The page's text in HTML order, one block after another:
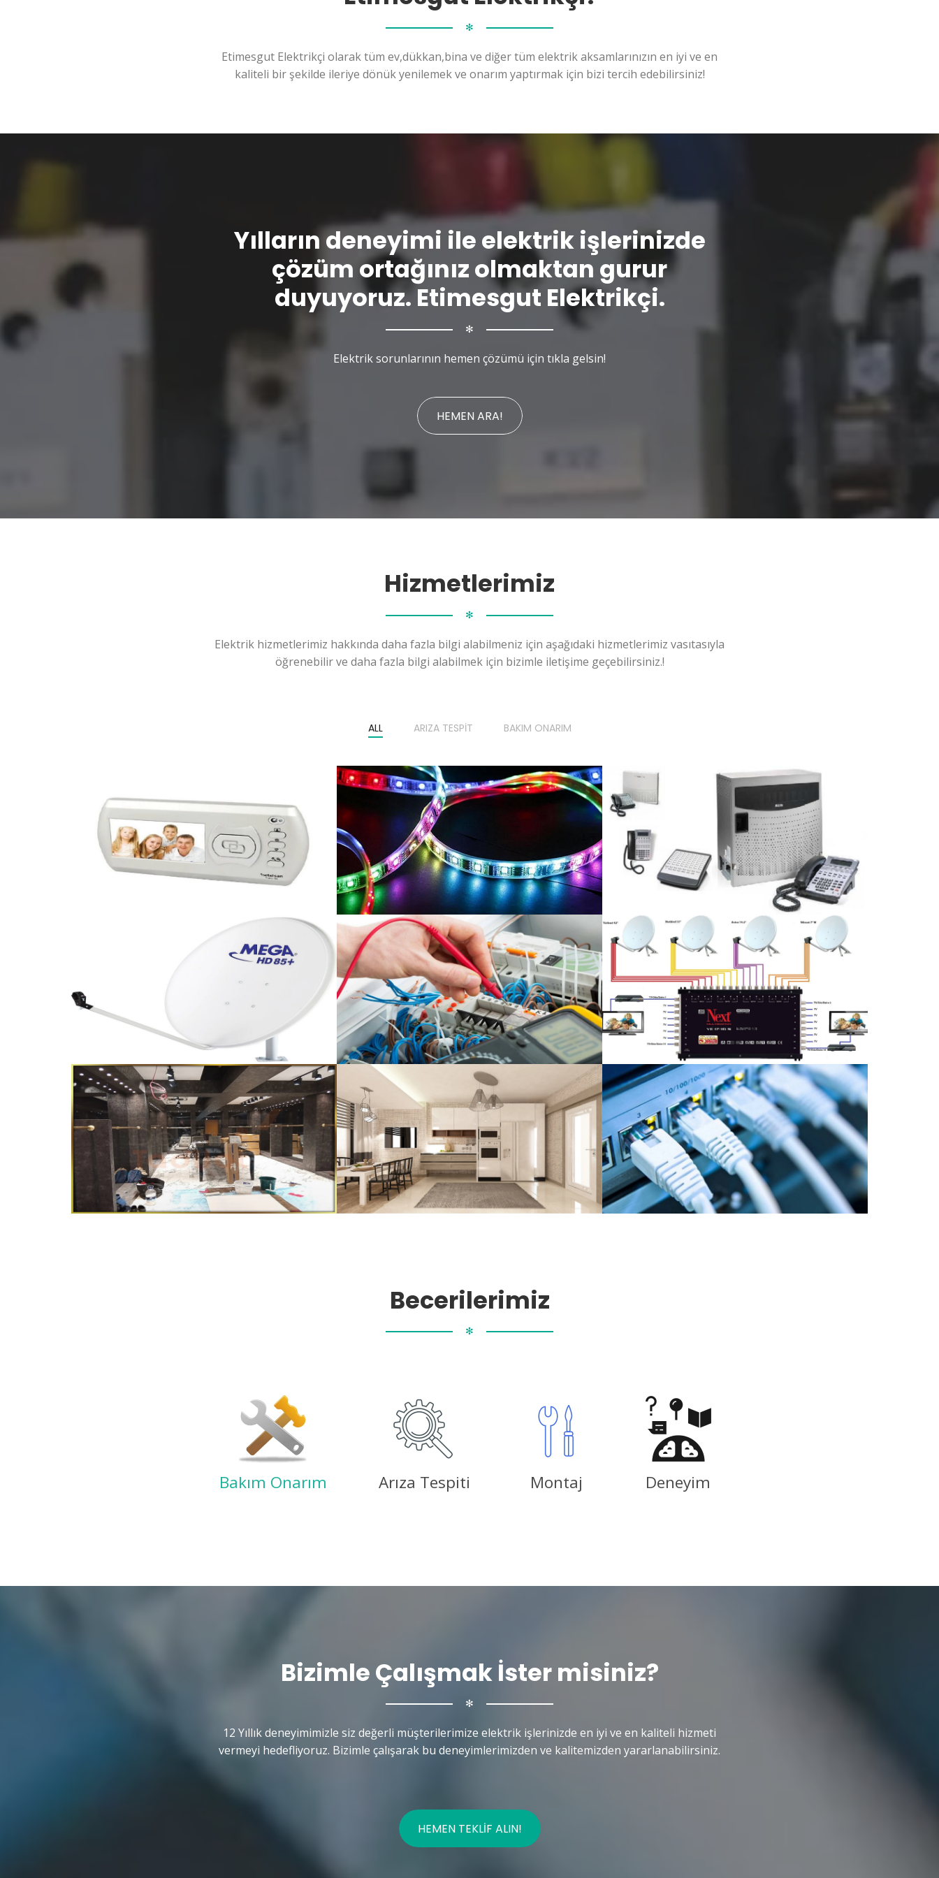
✻
Etimesgut Elektrikçi olarak tüm ev,dükkan,bina ve diğer tüm elektrik aksamlarınızın en iyi ve en
kaliteli bir şekilde ileriye dönük yenilemek ve onarım yaptırmak için bizi tercih edebilirsiniz!
Yılların deneyimi ile elektrik işlerinizde
çözüm ortağınız olmaktan gurur
duyuyoruz. Etimesgut Elektrikçi.
✻
Elektrik sorunlarının hemen çözümü için tıkla gelsin!
HEMEN ARA!
Hizmetlerimiz
✻
Elektrik hizmetlerimiz hakkında daha fazla bilgi alabilmeniz için aşağıdaki hizmetlerimiz vasıtasıyla
öğrenebilir ve daha fazla bilgi alabilmek için bizimle iletişime geçebilirsiniz.!
ALL ARIZA TESPIT BAKIM ONARIM
Becerilerimiz
✻
Bakım Onarım Arıza Tespiti Montaj Deneyim
Bizimle Çalışmak İster misiniz?
✻
12 Yıllık deneyimimizle siz değerli müşterilerimize elektrik işlerinizde en iyi ve en kaliteli hizmeti
vermeyi hedefliyoruz. Bizimle çalışarak bu deneyimlerimizden ve kalitemizden yararlanabilirsiniz.
HEMEN TEKLIF ALIN!